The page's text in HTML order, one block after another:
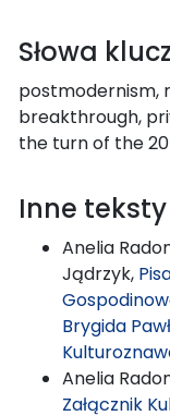
Słowa
postmodernism,
breakthrough,
the turn of the
Inne
Anelia
Jądrzyk,
Brygida
Anelia
Załącznik